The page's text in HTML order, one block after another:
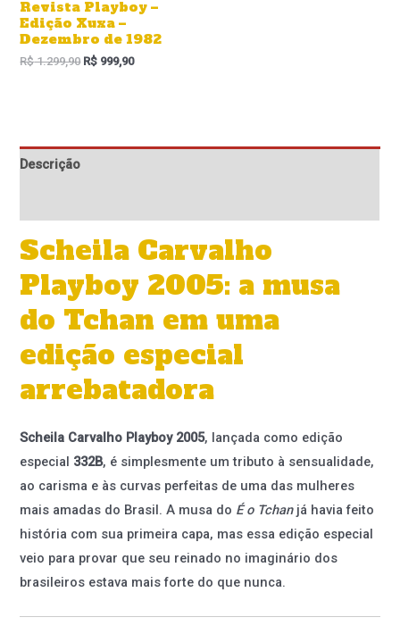
Revista Playboy –
Edição Xuxa –
Dezembro de 1982
R$1.299,90 R$ 999,90
Descrição
Scheila Carvalho
Playboy 2005: a musa
do Tchan em uma
edição especial
arrebatadora
Scheila Carvalho Playboy 2005, lançada como edição
especial 332B, é simplesmente um tributo à sensualidade,
ao carisma e às curvas perfeitas de uma das mulheres
mais amadas do Brasil. A musa do É o Tchanjá havia feito
história com sua primeira capa, mas essa edição especial
veio para provar que seu reinado no imaginário dos
brasileiros estava mais forte do que nunca.